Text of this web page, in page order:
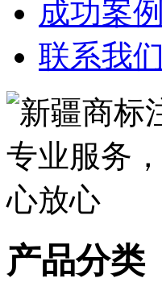
成功案例
联系我们
产品分类